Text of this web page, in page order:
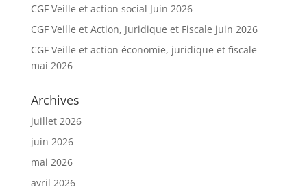
CGF Veille et action social Juin 2026
CGF Veille et Action, Juridique et Fiscale juin 2026
CGF Veille et action économie, juridique et fiscale
mai 2026
Archives
juillet 2026
juin 2026
mai 2026
avril 2026